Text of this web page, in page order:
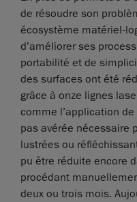
de résoudre son
écosystème matériel-
d’améliorer ses
portabilité et de
des surfaces ont été
grâce à onze lignes
comme l’application
pas avérée nécessaire
lustrées ou
pu être réduite encore
procédant
deux ou trois mois.